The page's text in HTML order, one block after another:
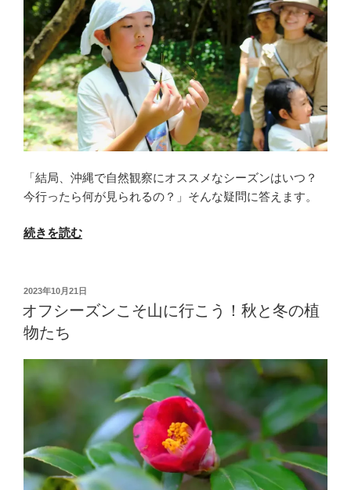
み
よ
う！
土
の
中
の
生
物
た
の
「結局、沖縄で自然観察にオススメなシーズンはいつ？
今行ったら何が見られるの？」そんな疑問に答えます。
“生
察
に
オ
ス
ス
ズ
ン
続きを読む
投
稿
日:
2023年10月21日
オフシーズンこそ山に行こう！秋と冬の植
物たち